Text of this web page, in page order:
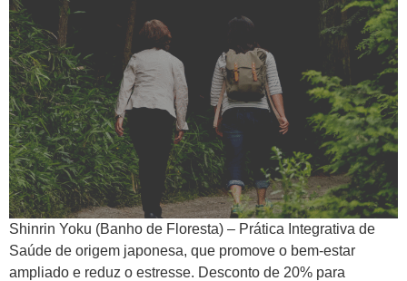
Shinrin Yoku (Banho de Floresta) – Prática Integrativa de
Saúde de origem japonesa, que promove o bem-estar
ampliado e reduz o estresse. Desconto de 20% para